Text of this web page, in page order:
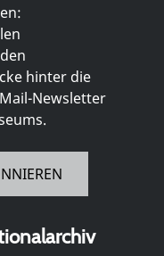
hinter die
Newsletter